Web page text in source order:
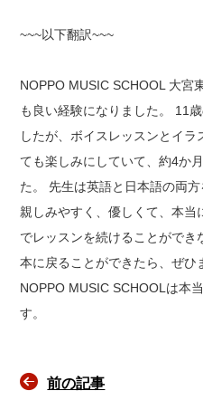
~~~以下翻訳~~~
NOPPO MUSIC SCHOOL 大宮
も良い経験になりました。 11
したが、ボイスレッスンとイ
ても楽しみにしていて、約4か
た。 先生は英語と日本語の両
親しみやすく、優しくて、本
でレッスンを続けることができ
本に戻ることができたら、ぜひ
NOPPO MUSIC SCHOOLは本
す。
前の記事